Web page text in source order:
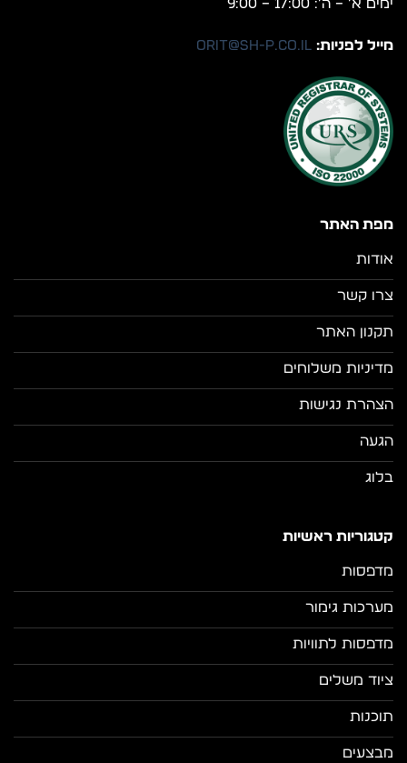
מפת האתר
אודות
צרו קשר
תקנון האתר
מדיניות משלוחים
הצהרת נגישות
הגעה
בלוג
קטגוריות ראשיות
מדפסות
מערכות גימור
מדפסות לתוויות
ציוד משלים
תוכנות
מבצעים
ימים א’ – ה’: 17:00 – 9:00
מייל לפניות: orit@sh-p.co.il